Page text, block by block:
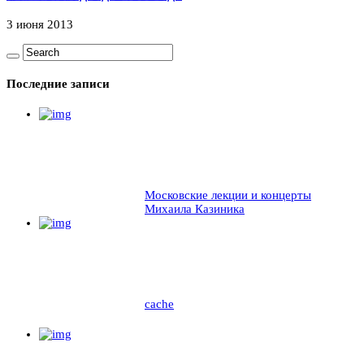
3 июня 2013
Последние записи
Московские лекции и концерты
Михаила Казиника
cache